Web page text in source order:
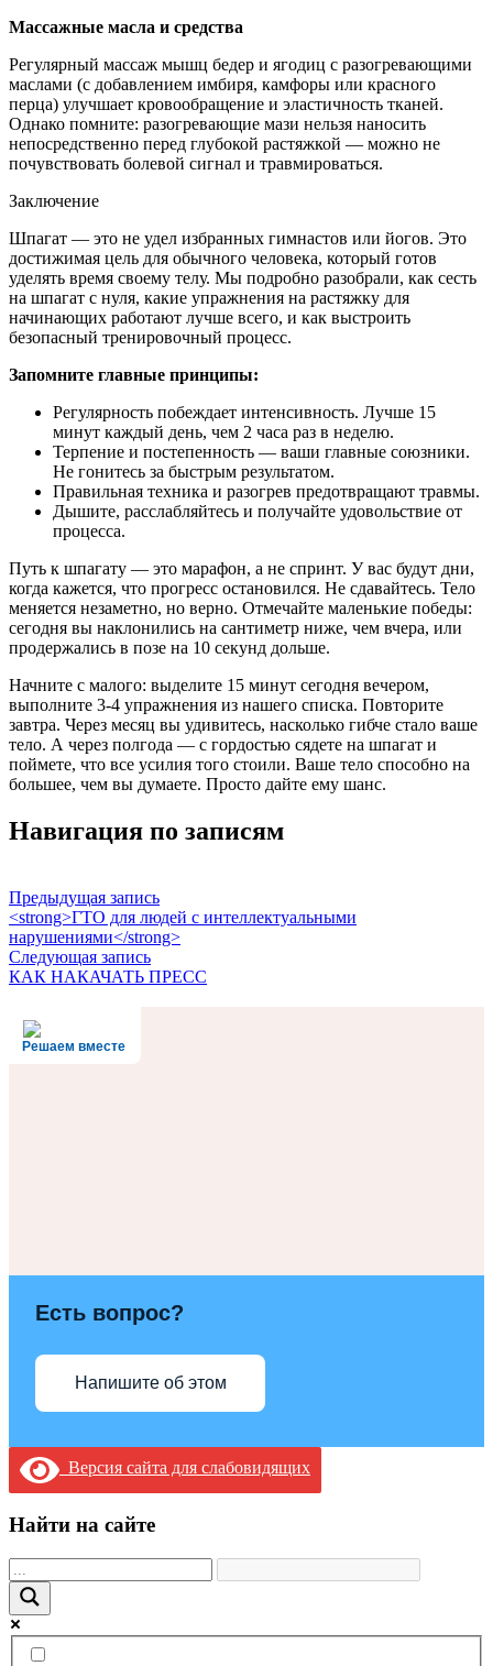
Массажные масла и средства
Регулярный массаж мышц бедер и ягодиц с разогревающими
маслами (с добавлением имбиря, камфоры или красного
перца) улучшает кровообращение и эластичность тканей.
Однако помните: разогревающие мази нельзя наносить
непосредственно перед глубокой растяжкой — можно не
почувствовать болевой сигнал и травмироваться.
Заключение
Шпагат — это не удел избранных гимнастов или йогов. Это
достижимая цель для обычного человека, который готов
уделять время своему телу. Мы подробно разобрали, как сесть
на шпагат с нуля, какие упражнения на растяжку для
начинающих работают лучше всего, и как выстроить
безопасный тренировочный процесс.
Запомните главные принципы:
Регулярность побеждает интенсивность. Лучше 15
минут каждый день, чем 2 часа раз в неделю.
Терпение и постепенность — ваши главные союзники.
Не гонитесь за быстрым результатом.
Правильная техника и разогрев предотвращают травмы.
Дышите, расслабляйтесь и получайте удовольствие от
процесса.
Путь к шпагату — это марафон, а не спринт. У вас будут дни,
когда кажется, что прогресс остановился. Не сдавайтесь. Тело
меняется незаметно, но верно. Отмечайте маленькие победы:
сегодня вы наклонились на сантиметр ниже, чем вчера, или
продержались в позе на 10 секунд дольше.
Начните с малого: выделите 15 минут сегодня вечером,
выполните 3-4 упражнения из нашего списка. Повторите
завтра. Через месяц вы удивитесь, насколько гибче стало ваше
тело. А через полгода — с гордостью сядете на шпагат и
поймете, что все усилия того стоили. Ваше тело способно на
большее, чем вы думаете. Просто дайте ему шанс.
Навигация по записям
Предыдущая запись
<strong>ГТО для людей с интеллектуальными
нарушениями</strong>
Следующая запись
КАК НАКАЧАТЬ ПРЕСС
Решаем вместе
Есть вопрос?
Напишите об этом
Версия сайта для слабовидящих
Найти на сайте